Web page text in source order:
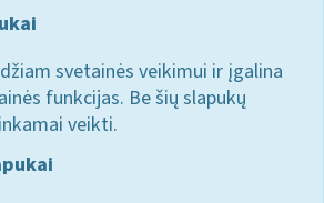
svetainės veikimui ir įgalina
funkcijas. Be šių slapukų
veikti.